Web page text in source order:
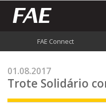
FAE Connect
01.08.2017
Trote Solidário